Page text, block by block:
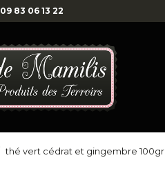
thé vert cédrat et gingembre 100gr
09 83 06 13 22